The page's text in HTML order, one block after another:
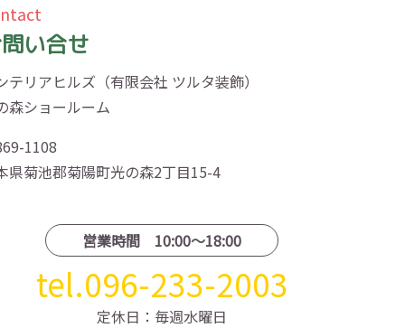
い合せ
テリアヒルズ（有限会社 ツルタ装飾）
森ショールーム
1108
県菊池郡菊陽町光の森2丁目15-4
営業時間 10:00〜18:00
tel.096-233-2003
定休日：毎週水曜日